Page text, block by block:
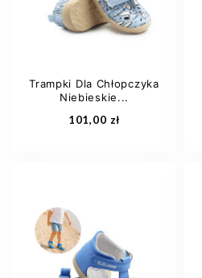
Dodaj do koszyka
Trampki Dla Chłopczyka
Niebieskie...
101,00 zł
20 25